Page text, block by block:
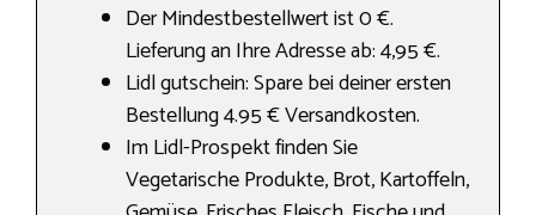
Der Mindestbestellwert ist 0 €.
Lieferung an Ihre Adresse ab: 4,95 €.
Lidl gutschein: Spare bei deiner ersten
Bestellung 4.95 € Versandkosten.
Im Lidl-Prospekt finden Sie
Vegetarische Produkte, Brot, Kartoffeln,